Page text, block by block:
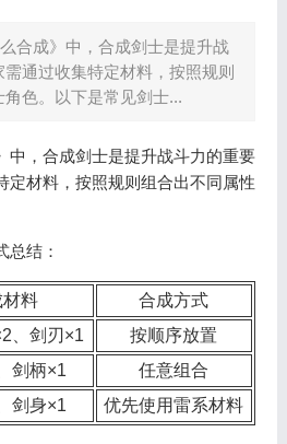
合成》中，合成剑士是提升战
通过收集特定材料，按照规则
色。以下是常见剑士...
中，合成剑士是提升战斗力的重要
定材料，按照规则组合出不同属性
总结：
材料
合成方式
、剑刃×1
按顺序放置
剑柄×1
任意组合
剑身×1 优先使用雷系材料